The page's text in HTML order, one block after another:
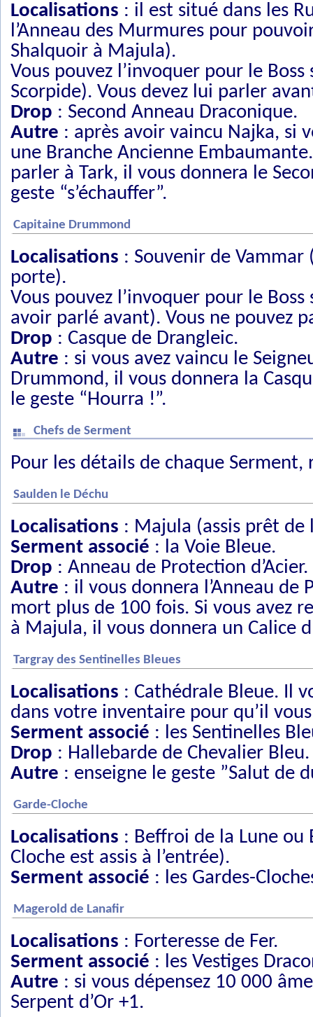
Localisations : il est situé dans les
l’Anneau des Murmures pour
Shalquoir à Majula).
Vous pouvez l’invoquer pour le
Scorpide). Vous devez lui parler
Drop : Second Anneau Draconique.
Autre : après avoir vaincu Najka, si
une Branche Ancienne
parler à Tark, il vous donnera le
geste “s’échauffer”.
Capitaine Drummond
Localisations : Souvenir de
porte).
Vous pouvez l’invoquer pour le
avoir parlé avant). Vous ne pouvez
Drop : Casque de Drangleic.
Autre : si vous avez vaincu le
Drummond, il vous donnera la
le geste “Hourra !”.
Chefs de Serment
Pour les détails de chaque
Saulden le Déchu
Localisations : Majula (assis prêt de
Serment associé : la Voie Bleue.
Drop : Anneau de Protection d’Acier.
Autre : il vous donnera l’Anneau de
mort plus de 100 fois. Si vous avez
à Majula, il vous donnera un Calice
Targray des Sentinelles Bleues
Localisations : Cathédrale Bleue. Il
dans votre inventaire pour qu’il
Serment associé : les Sentinelles
Drop : Hallebarde de Chevalier Bleu.
Autre : enseigne le geste ”Salut de
Garde-Cloche
Localisations : Beffroi de la Lune ou
Cloche est assis à l’entrée).
Serment associé : les Gardes-
Magerold de Lanafir
Localisations : Forteresse de Fer.
Serment associé : les Vestiges
Autre : si vous dépensez 10 000
Serpent d’Or +1.